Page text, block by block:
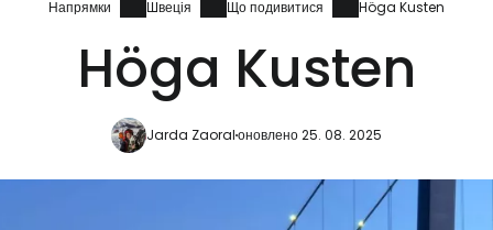
Напрямки Швеція Що подивитися Höga Kusten
Höga Kusten
Jarda Zaoralоновлено 25. 08. 2025